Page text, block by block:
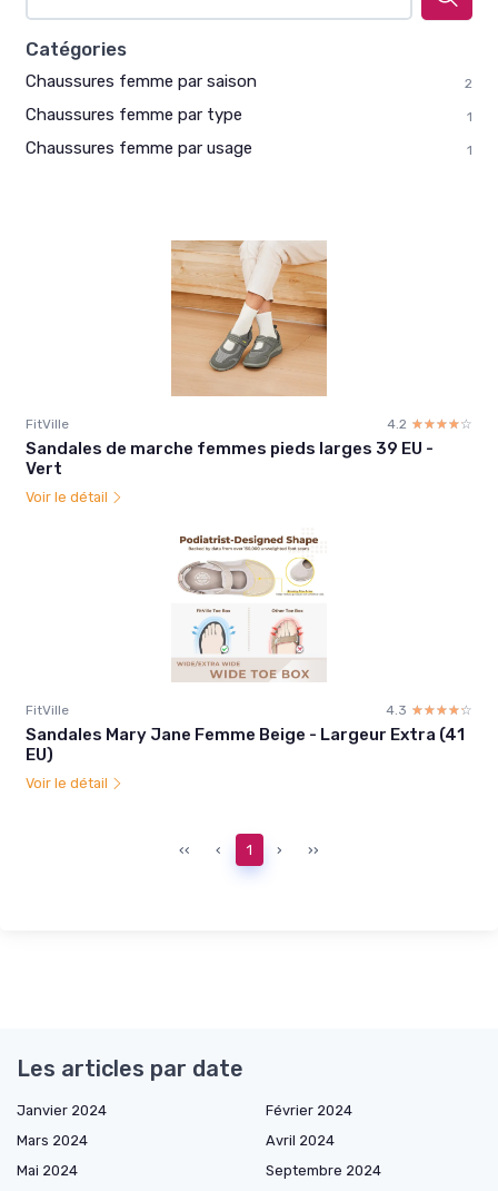
Catégories
Chaussures femme par saison 2
Chaussures femme par type 1
Chaussures femme par usage 1
FitVille 4.2 ☆☆☆☆☆
★★★★★
Sandales de marche femmes pieds larges 39 EU -
Vert
Voir le détail
FitVille 4.3 ☆☆☆☆☆
★★★★★
Sandales Mary Jane Femme Beige - Largeur Extra (41
EU)
Voir le détail
‹‹ ‹ 1 › ››
Les articles par date
Janvier 2024
Février 2024
Mars 2024
Avril 2024
Mai 2024
Septembre 2024